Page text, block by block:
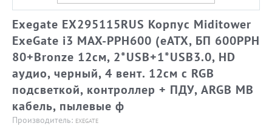
Exegate EX295115RUS Корпус Miditower
ExeGate i3 MAX-PPH600 (eATX, БП 600PPH
80+Bronze 12см, 2*USB+1*USB3.0, HD
аудио, черный, 4 вент. 12см с RGB
подсветкой, контроллер + ПДУ, ARGB MB
кабель, пылевые ф
Производитель: EXEGATE